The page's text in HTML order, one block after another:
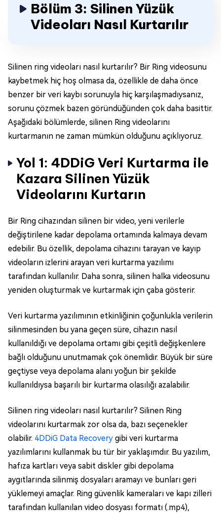
Bölüm 3: Silinen Yüzük
Videoları Nasıl Kurtarılır
Silinen ring videoları nasıl kurtarılır? Bir Ring videosunu
kaybetmek hiç hoş olmasa da, özellikle de daha önce
benzer bir veri kaybı sorunuyla hiç karşılaşmadıysanız,
sorunu çözmek bazen göründüğünden çok daha basittir.
Aşağıdaki bölümlerde, silinen Ring videolarını
kurtarmanın ne zaman mümkün olduğunu açıklıyoruz.
Yol 1: 4DDiG Veri Kurtarma ile
Kazara Silinen Yüzük
Videolarını Kurtarın
Bir Ring cihazından silinen bir video, yeni verilerle
değiştirilene kadar depolama ortamında kalmaya devam
edebilir. Bu özellik, depolama cihazını tarayan ve kayıp
videoların izlerini arayan veri kurtarma yazılımı
tarafından kullanılır. Daha sonra, silinen halka videosunu
yeniden oluşturmak ve kurtarmak için çaba gösterir.
Veri kurtarma yazılımının etkinliğinin çoğunlukla verilerin
silinmesinden bu yana geçen süre, cihazın nasıl
kullanıldığı ve depolama ortamı gibi çeşitli değişkenlere
bağlı olduğunu unutmamak çok önemlidir. Büyük bir süre
geçtiyse veya depolama alanı yoğun bir şekilde
kullanıldıysa başarılı bir kurtarma olasılığı azalabilir.
Silinen ring videoları nasıl kurtarılır? Silinen Ring
videolarını kurtarmak zor olsa da, bazı seçenekler
olabilir. 4DDiG Data Recovery gibi veri kurtarma
yazılımlarını kullanmak bu tür bir yaklaşımdır. Bu yazılım,
hafıza kartları veya sabit diskler gibi depolama
aygıtlarında silinmiş dosyaları aramayı ve bunları geri
yüklemeyi amaçlar. Ring güvenlik kameraları ve kapı zilleri
tarafından kullanılan video dosyası formatı (.mp4),